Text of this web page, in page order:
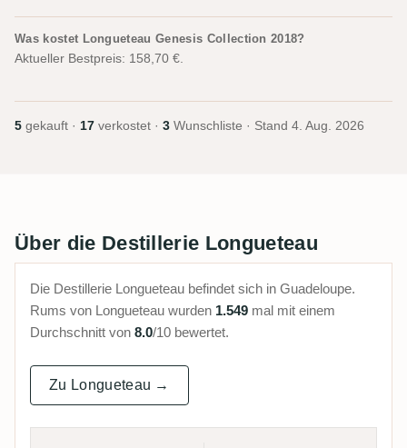
Was kostet Longueteau Genesis Collection 2018?
Aktueller Bestpreis: 158,70 €.
5 gekauft · 17 verkostet · 3 Wunschliste · Stand 4. Aug. 2026
Über die Destillerie Longueteau
Die Destillerie Longueteau befindet sich in Guadeloupe.
Rums von Longueteau wurden 1.549 mal mit einem
Durchschnitt von 8.0/10 bewertet.
Zu Longueteau →